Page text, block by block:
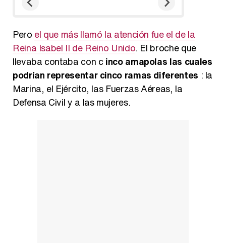
Pero el que más llamó la atención fue el de la
Reina Isabel II de Reino Unido. El broche que
llevaba contaba con cinco amapolas las cuales
podrían representar cinco ramas diferentes : la
Marina, el Ejército, las Fuerzas Aéreas, la
Defensa Civil y a las mujeres.